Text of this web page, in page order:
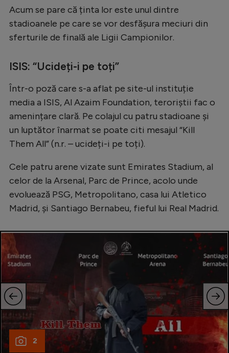
JO 2024
JO 2026
Intră în cont
Creează cont
Acum se pare că ținta lor este unul dintre
stadioanele pe care se vor desfășura meciuri din
sferturile de finală ale Ligii Campionilor.
ISIS: “Ucideți-i pe toți”
Într-o poză care s-a aflat pe site-ul instituție
media a ISIS, Al Azaim Foundation, teroriștii fac o
amenințare clară. Pe colajul cu patru stadioane și
un luptător înarmat se poate citi mesajul “Kill
Them All” (n.r. – ucideți-i pe toți).
Cele patru arene vizate sunt Emirates Stadium, al
celor de la Arsenal, Parc de Prince, acolo unde
evoluează PSG, Metropolitano, casa lui Atletico
Madrid, și Santiago Bernabeu, fieful lui Real Madrid.
2